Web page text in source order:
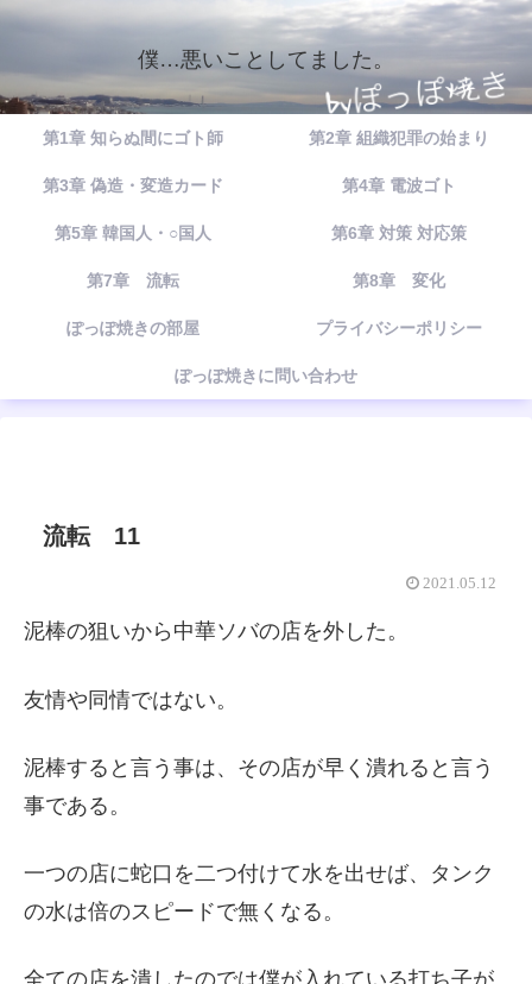
僕…悪いことしてました。
第1章 知らぬ間にゴト師 第2章 組織犯罪の始まり
第3章 偽造・変造カード 第4章 電波ゴト
第5章 韓国人・○国人 第6章 対策 対応策
第7章 流転 第8章 変化
ぽっぽ焼きの部屋 プライバシーポリシー
ぽっぽ焼きに問い合わせ
流転 11
2021.05.12
泥棒の狙いから中華ソバの店を外した。
友情や同情ではない。
泥棒すると言う事は、その店が早く潰れると言う
事である。
一つの店に蛇口を二つ付けて水を出せば、タンク
の水は倍のスピードで無くなる。